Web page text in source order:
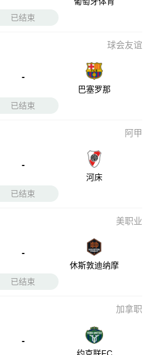
已结束
球会友谊
-
巴塞罗那
已结束
阿甲
-
河床
已结束
美职业
-
休斯敦迪纳摩
已结束
加拿职
-